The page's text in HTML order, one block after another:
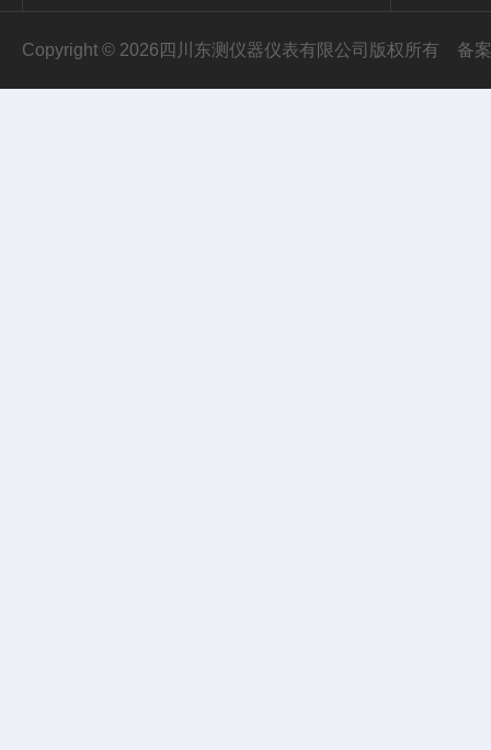
Copyright © 2026四川东测仪器仪表有限公司版权所有 备